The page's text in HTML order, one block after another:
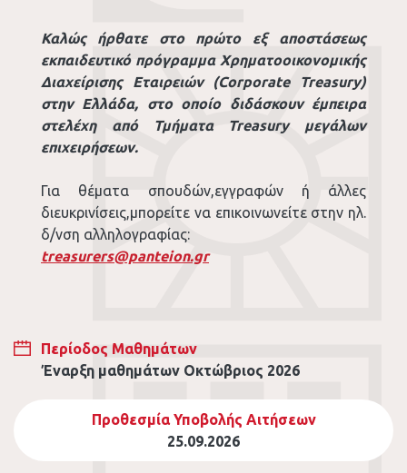
Καλώς ήρθατε στο πρώτο εξ αποστάσεως
εκπαιδευτικό πρόγραμμα Χρηματοοικονομικής
Διαχείρισης Εταιρειών (Corporate Treasury)
στην Ελλάδα, στο οποίο διδάσκουν έμπειρα
στελέχη από Τμήματα Treasury μεγάλων
επιχειρήσεων.
Για θέματα σπουδών,εγγραφών ή άλλες
διευκρινίσεις,μπορείτε να επικοινωνείτε στην ηλ.
δ/νση αλληλογραφίας:
treasurers@panteion.gr
Περίοδος Μαθημάτων
Έναρξη μαθημάτων Οκτώβριος 2026
Προθεσμία Υποβολής Αιτήσεων
25.09.2026